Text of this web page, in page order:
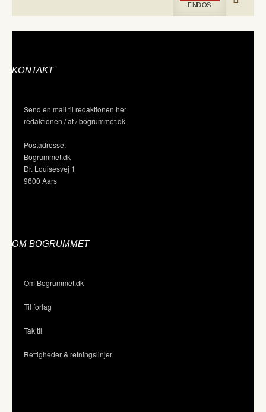
FIND OS
KONTAKT
Send en mail til redaktionen her
redaktionen / at / bogrummet.dk
Postadresse:
Bogrummet.dk
Dr. Louisesvej 1
9600 Aars
OM BOGRUMMET
Om Bogrummet.dk
Til forlag
Tak til
Rettigheder & retningslinjer